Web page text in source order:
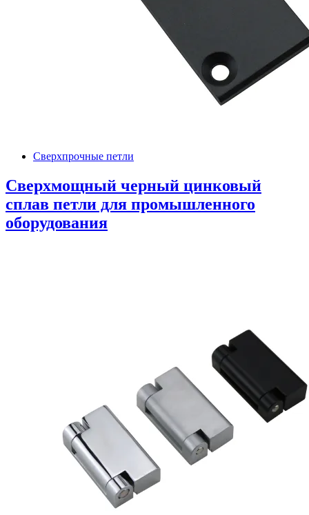
Сверхпрочные петли
Сверхмощный черный цинковый
сплав петли для промышленного
оборудования